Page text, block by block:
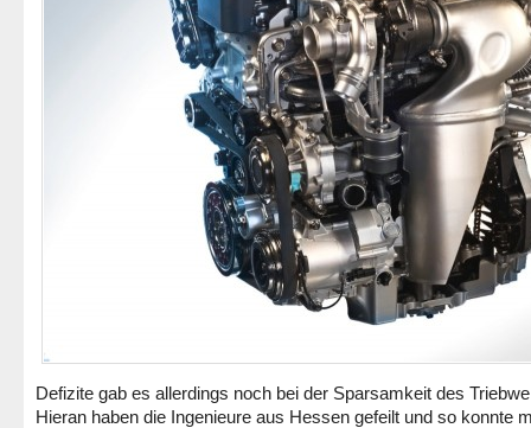
Defizite gab es allerdings noch bei der Sparsamkeit des
Hieran haben die Ingenieure aus Hessen gefeilt und so konnte